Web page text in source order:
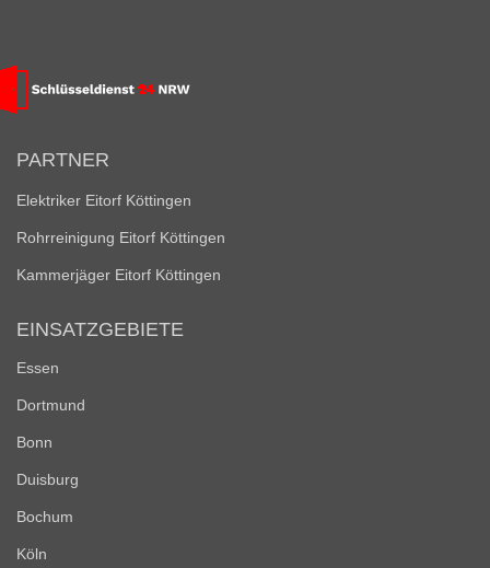
PARTNER
Elektriker Eitorf Köttingen
Rohrreinigung Eitorf Köttingen
Kammerjäger Eitorf Köttingen
EINSATZGEBIETE
Essen
Dortmund
Bonn
Duisburg
Bochum
Köln